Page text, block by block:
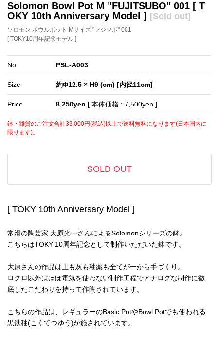
Solomon Bowl Pot M "FUJITSUBO" 001 [ T
OKY 10th Anniversary Model ]
[Sold out]
ソロモン ボウルポット Mサイズ "フジツボ" 001
[ TOKY10周年記念モデル ]
No PSL-A003
Size 約Φ12.5 × H9 (cm) [内径11cm]
Price 8,250yen [ 本体価格 : 7,500yen ]
鉢・雑貨のご注文合計33,000円(税込)以上で送料無料になります(日本国内に
限ります)。
SOLD OUT
[ TOKY 10th Anniversary Model ]
常滑の陶芸家 大原光一さんによるSolomonシリーズの鉢。
こちらはTOKY 10周年記念として制作いただいた鉢です。
大原さんの作品は土も灰も釉薬も全てが一から手づくり。
ロクロ以外はほぼ電気を使わない制作工程でアナログな制作に徹
底したこだわりを持って作陶されています。
こちらの作品は、レギュラーのBasic PotやBowl Potでも使われる
黒鉄秞(こくてつゆう)が施されています。